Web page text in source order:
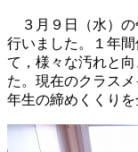
３月９日（水）の
行いました。１年
て，様々な汚れと
た。現在のクラス
年生の締めくくりを